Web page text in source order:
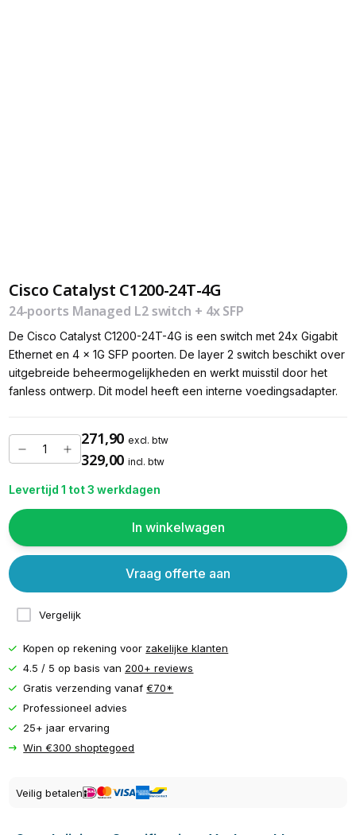
Cisco Catalyst C1200-24T-4G
24-poorts Managed L2 switch + 4x SFP
De Cisco Catalyst C1200-24T-4G is een switch met 24x Gigabit
Ethernet en 4 x 1G SFP poorten. De layer 2 switch beschikt over
uitgebreide beheermogelijkheden en werkt muisstil door het
fanless ontwerp. Dit model heeft een interne voedingsadapter.
271,90 excl. btw
329,00 incl. btw
Levertijd 1 tot 3 werkdagen
In winkelwagen
Vergelijk
Vraag offerte aan
Kopen op rekening voor zakelijke klanten
4.5 / 5 op basis van 200+ reviews
Gratis verzending vanaf€70*
Professioneel advies
25+ jaar ervaring
Win €300 shoptegoed
Veilig betalen